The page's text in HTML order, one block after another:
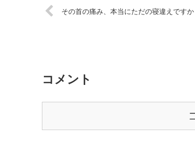
その首の痛み、本当にただの寝違えですか
コメント